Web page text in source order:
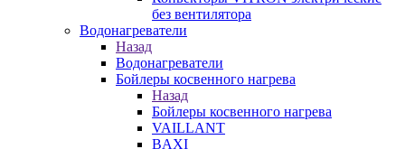
без вентилятора
Водонагреватели
Назад
Водонагреватели
Бойлеры косвенного нагрева
Назад
Бойлеры косвенного нагрева
VAILLANT
BAXI